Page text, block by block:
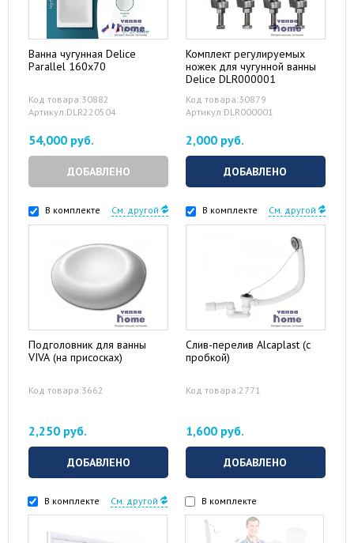
Ванна чугунная Delice
Parallel 160x70
Код товара:30882
Артикул:DLR220504
54,000 руб.
ДОБАВЛЕНО
Комплект регулируемых
ножек для чугунной ванны
Delice DLR000001
Код товара:30879
Артикул:DLR000001
2,000 руб.
ДОБАВЛЕНО
В комплекте См. другой
Подголовник для ванны
VIVA (на присосках)
Код товара:3662
2,250 руб.
ДОБАВЛЕНО
В комплекте См. другой
Слив-перелив Alcaplast (с
пробкой)
Код товара:2771
1,600 руб.
ДОБАВЛЕНО
В комплекте См. другой В комплекте